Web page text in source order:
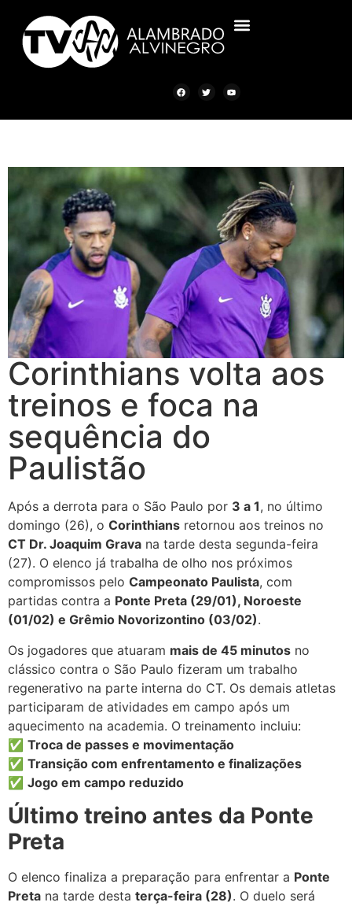
Corinthians volta aos
treinos e foca na
sequência do
Paulistão
Após a derrota para o São Paulo por 3 a 1, no último
domingo (26), o Corinthians retornou aos treinos no
CT Dr. Joaquim Grava na tarde desta segunda-feira
(27). O elenco já trabalha de olho nos próximos
compromissos pelo Campeonato Paulista, com
partidas contra a Ponte Preta (29/01), Noroeste
(01/02) e Grêmio Novorizontino (03/02).
Os jogadores que atuaram mais de 45 minutos no
clássico contra o São Paulo fizeram um trabalho
regenerativo na parte interna do CT. Os demais atletas
participaram de atividades em campo após um
aquecimento na academia. O treinamento incluiu:
✅ Troca de passes e movimentação
✅ Transição com enfrentamento e finalizações
✅ Jogo em campo reduzido
Último treino antes da Ponte
Preta
O elenco finaliza a preparação para enfrentar a Ponte
Preta na tarde desta terça-feira (28). O duelo será